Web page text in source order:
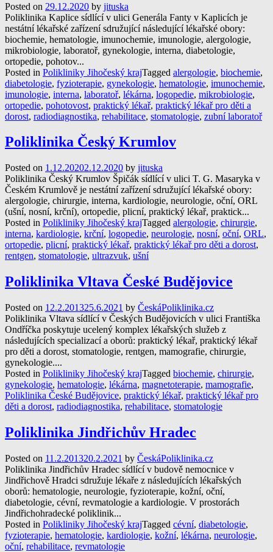
Posted on 29.12.2020 by jituska
Poliklinika Kaplice sídlící v ulici Generála Fanty v Kaplicích je
nestátní lékařské zařízení sdružující následující lékařské obory:
biochemie, hematologie, imunochemie, imunologie, alergologie,
mikrobiologie, laboratoř, gynekologie, interna, diabetologie,
ortopedie, pohotov...
Posted in Polikliniky Jihočeský krajTagged alergologie, biochemie,
diabetologie, fyzioterapie, gynekologie, hematologie, imunochemie,
imunologie, interna, laboratoř, lékárna, logopedie, mikrobiologie,
ortopedie, pohotovost, praktický lékař, praktický lékař pro děti a
dorost, radiodiagnostika, rehabilitace, stomatologie, zubní laboratoř
Poliklinika Český Krumlov
Posted on 1.12.20202.12.2020 by jituska
Poliklinika Český Krumlov Špičák sídlící v ulici T. G. Masaryka v
Českém Krumlově je nestátní zařízení sdružující lékařské obory:
alergologie, chirurgie, interna, kardiologie, neurologie, oční, ORL
(ušní, nosní, krční), ortopedie, plicní, praktický lékař, praktick...
Posted in Polikliniky Jihočeský krajTagged alergologie, chirurgie,
interna, kardiologie, krční, logopedie, neurologie, nosní, oční, ORL,
ortopedie, plicní, praktický lékař, praktický lékař pro děti a dorost,
rentgen, stomatologie, ultrazvuk, ušní
Poliklinika Vltava České Budějovice
Posted on 12.2.201325.6.2021 by ČeskáPoliklinika.cz
Poliklinika Vltava sídlící v Českých Budějovicích v ulici Františka
Ondříčka poskytuje ucelený komplex lékařských služeb z
následujících specializací a oborů: praktický lékař, praktický lékař
pro děti a dorost, stomatologie, rentgen, mamografie, chirurgie,
gynekologie....
Posted in Polikliniky Jihočeský krajTagged biochemie, chirurgie,
gynekologie, hematologie, lékárna, magnetoterapie, mamografie,
Poliklinika České Budějovice, praktický lékař, praktický lékař pro
děti a dorost, radiodiagnostika, rehabilitace, stomatologie
Poliklinika Jindřichův Hradec
Posted on 11.2.201320.2.2021 by ČeskáPoliklinika.cz
Poliklinika Jindřichův Hradec sídlící v budově nemocnice v
Jindřichově Hradci sdružuje lékaře z následujících lékařských
oborů: hematologie, neurologie, fyzioterapie, kožní, oční,
diabetologie, cévní, revmatologie a kardiologie. V prostorách
Jindřichohradecké poliklinik...
Posted in Polikliniky Jihočeský krajTagged cévní, diabetologie,
fyzioterapie, hematologie, kardiologie, kožní, lékárna, neurologie,
oční, rehabilitace, revmatologie